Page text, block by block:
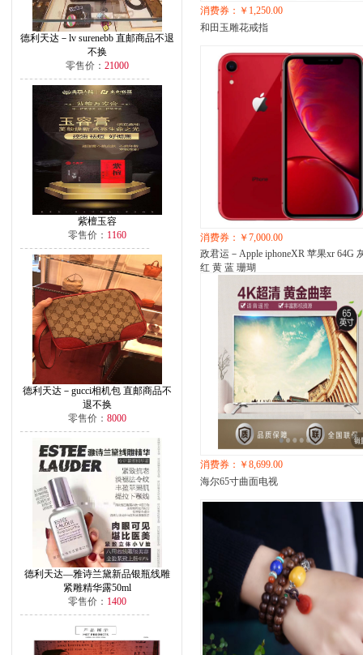
德利天达－lv surenebb 直邮商品不退
不换
零售价： 21000
紫檀玉容
零售价： 1160
德利天达－gucci相机包 直邮商品不
退不换
零售价： 8000
德利天达—雅诗兰黛新品银瓶线雕
紧雕精华露50ml
零售价： 1400
消费券：￥1,250.00
和田玉雕花戒指
消费券：￥7,000.00
政君运－Apple iphoneXR 苹果xr 64G
红 黄 蓝 珊瑚
消费券：￥8,699.00
海尔65寸曲面电视